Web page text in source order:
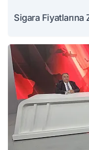
Sigara Fiyatlarına